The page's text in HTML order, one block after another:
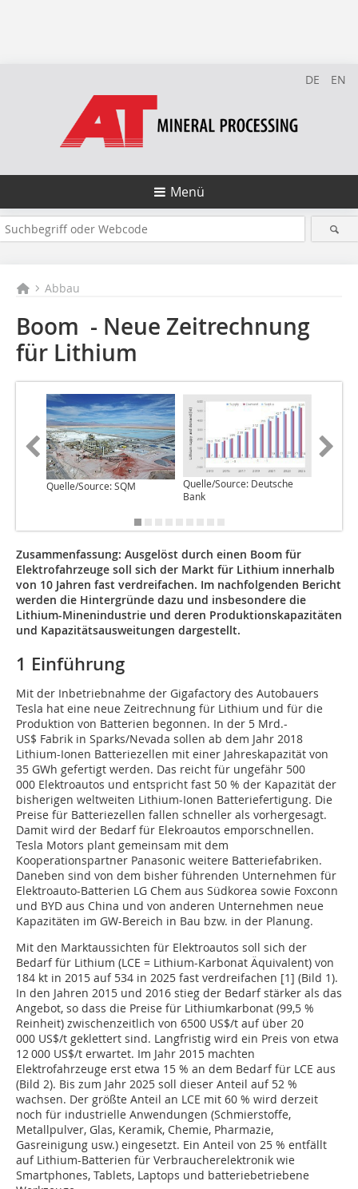
DE EN
Menü
Abbau
Boom - Neue Zeitrechnung
für Lithium
Quelle/Source: SQM
Quelle/Source: Deutsche
Bank
Zusammenfassung: Ausgelöst durch einen Boom für
Elektrofahrzeuge soll sich der Markt für Lithium innerhalb
von 10 Jahren fast verdreifachen. Im nachfolgenden Bericht
werden die Hintergründe dazu und insbesondere die
Lithium-Minenindustrie und deren Produk­tionskapazitäten
und Kapazitätsausweitungen dargestellt.
1 Einführung
Mit der Inbetriebnahme der Gigafactory des Autobauers
Tesla hat eine neue Zeitrechnung für Lithium und für die
Produktion von Batterien begonnen. In der 5 Mrd.-
US$ Fabrik in Sparks/Nevada sollen ab dem Jahr 2018
Lithium-Ionen Batteriezellen mit einer Jahreskapazität von
35 GWh gefertigt werden. Das reicht für ungefähr 500
000 Elektroautos und entspricht fast 50 % der Kapazität der
bisherigen weltweiten Lithium-Ionen Batteriefertigung. Die
Preise für Batteriezellen fallen schneller als vorhergesagt.
Damit wird der Bedarf für Elekroautos emporschnellen.
Tesla Motors plant gemeinsam mit dem
Kooperationspartner Panasonic weitere Batteriefabriken.
Daneben sind von dem bisher führenden Unternehmen für
Elektroauto-Batterien LG Chem aus Südkorea sowie Foxconn
und BYD aus China und von anderen Unternehmen neue
Kapazitäten im GW-Bereich in Bau bzw. in der Planung.
Mit den Marktaussichten für Elektroautos soll sich der
Bedarf für Lithium (LCE = Lithium-Karbonat Äquivalent) von
184 kt in 2015 auf 534 in 2025 fast verdreifachen [1] (Bild 1).
In den Jahren 2015 und 2016 stieg der Bedarf stärker als das
Angebot, so dass die Preise für Lithiumkarbonat (99,5 %
Reinheit) zwischenzeitlich von 6500 US$/t auf über 20
000 US$/t geklettert sind. Langfristig wird ein Preis von etwa
12 000 US$/t erwartet. Im Jahr 2015 machten
Elektrofahrzeuge erst etwa 15 % an dem Bedarf für LCE aus
(Bild 2). Bis zum Jahr 2025 soll dieser Anteil auf 52 %
wachsen. Der größte Anteil an LCE mit 60 % wird derzeit
noch für industrielle Anwendungen (Schmierstoffe,
Metallpulver, Glas, Keramik, Chemie, Pharmazie,
Gasreinigung usw.) eingesetzt. Ein Anteil von 25 % entfällt
auf Lithium-Batterien für Verbraucherelektronik wie
Smartphones, Tablets, Laptops und batteriebetriebene